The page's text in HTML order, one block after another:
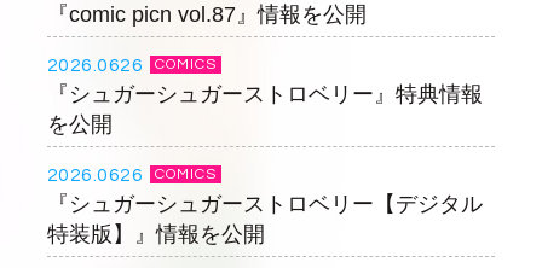
『comic picn vol.87』情報を公開
2026.0626 COMICS
『シュガーシュガーストロベリー』特典情報
を公開
2026.0626 COMICS
『シュガーシュガーストロベリー【デジタル
特装版】』情報を公開